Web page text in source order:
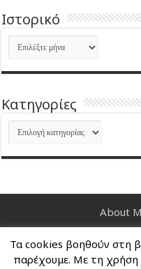
Ιστορικό
Ιστορικό
Kατηγορίες
Kατηγορίες
About
Nancy's Blog ©
Τα cookies βοηθούν στη
παρέχουμε. Με τη χρήση